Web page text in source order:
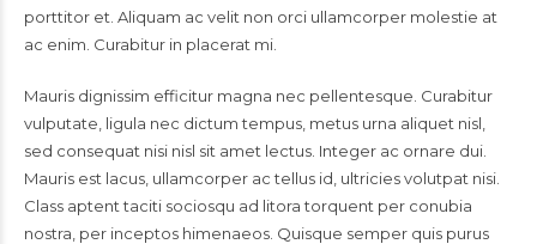
porttitor et. Aliquam ac velit non orci ullamcorper molestie at
ac enim. Curabitur in placerat mi.
Mauris dignissim efficitur magna nec pellentesque. Curabitur
vulputate, ligula nec dictum tempus, metus urna aliquet nisl,
sed consequat nisi nisl sit amet lectus. Integer ac ornare dui.
Mauris est lacus, ullamcorper ac tellus id, ultricies volutpat nisi.
Class aptent taciti sociosqu ad litora torquent per conubia
nostra, per inceptos himenaeos. Quisque semper quis purus